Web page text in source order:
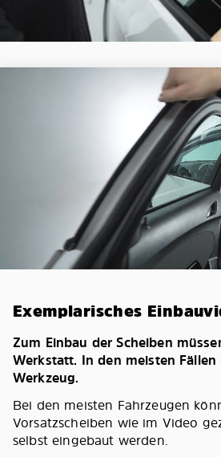
Exemplarisches
Zum Einbau der Scheiben
Werkstatt. In den meisten Fällen
Werkzeug.
Bei den meisten Fahrzeugen
Vorsatzscheiben wie im Video
selbst eingebaut werden.